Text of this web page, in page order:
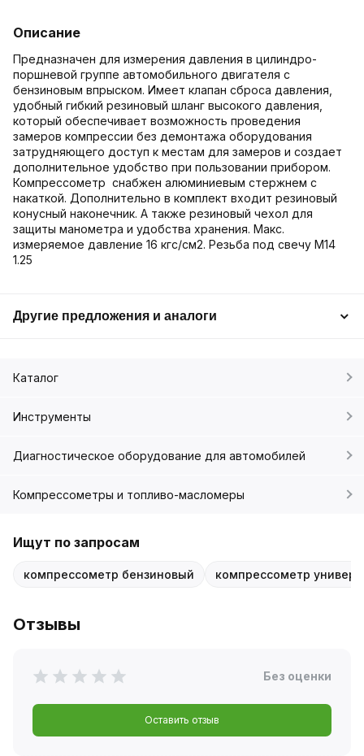
Описание
Предназначен для измерения давления в цилиндро-
поршневой группе автомобильного двигателя с
бензиновым впрыском. Имеет клапан сброса давления,
удобный гибкий резиновый шланг высокого давления,
который обеспечивает возможность проведения
замеров компрессии без демонтажа оборудования
затрудняющего доступ к местам для замеров и создает
дополнительное удобство при пользовании прибором.
Компрессометр снабжен алюминиевым стержнем с
накаткой. Дополнительно в комплект входит резиновый
конусный наконечник. А также резиновый чехол для
защиты манометра и удобства хранения. Макс.
измеряемое давление 16 кгс/см2. Резьба под свечу М14
1.25
Другие предложения и аналоги
Каталог
Инструменты
Диагностическое оборудование для автомобилей
Компрессометры и топливо-масломеры
Ищут по запросам
компрессометр бензиновый компрессометр
Отзывы
Без оценки
Оставить отзыв